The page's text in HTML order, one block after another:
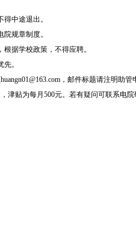
得中途退出。
院规章制度。
根据学校政策，不得应聘。
。
，邮件标题请注明助管
津贴为每月500元。若有疑问可联系电院